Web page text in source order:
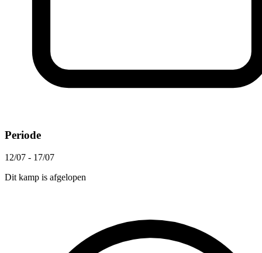
Periode
12/07 - 17/07
Dit kamp is afgelopen